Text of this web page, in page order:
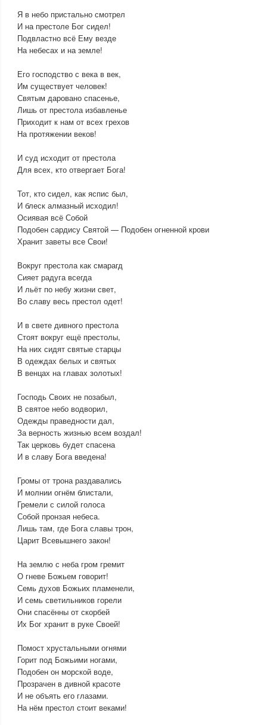
Я в небо пристально смотрел
И на престоле Бог сидел!
Подвластно всё Ему везде
На небесах и на земле!
Его господство с века в век,
Им существует человек!
Святым даровано спасенье,
Лишь от престола избавленье
Приходит к нам от всех грехов
На протяжении веков!
И суд исходит от престола
Для всех, кто отвергает Бога!
Тот, кто сидел, как яспис был,
И блеск алмазный исходил!
Осиявая всё Собой
Подобен сардису Святой — Подобен огненной крови
Хранит заветы все Свои!
Вокруг престола как смарагд
Сияет радуга всегда
И льёт по небу жизни свет,
Во славу весь престол одет!
И в свете дивного престола
Стоят вокруг ещё престолы,
На них сидят святые старцы
В одеждах белых и святых
В венцах на главах золотых!
Господь Своих не позабыл,
В святое небо водворил,
Одежды праведности дал,
За верность жизнью всем воздал!
Так церковь будет спасена
И в славу Бога введена!
Громы от трона раздавались
И молнии огнём блистали,
Гремели с силой голоса
Собой пронзая небеса.
Лишь там, где Бога славы трон,
Царит Всевышнего закон!
На землю с неба гром гремит
О гневе Божьем говорит!
Семь духов Божьих пламенели,
И семь светильников горели
Они спасённы от скорбей
Их Бог хранит в руке Своей!
Помост хрустальными огнями
Горит под Божьими ногами,
Подобен он морской воде,
Прозрачен в дивной красоте
И не объять его глазами.
На нём престол стоит веками!